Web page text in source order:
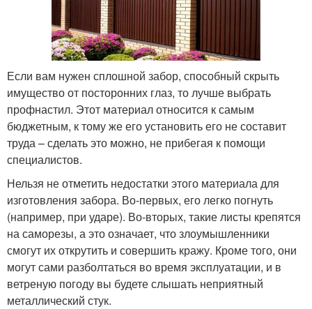
Если вам нужен сплошной забор, способный скрыть
имущество от посторонних глаз, то лучше выбрать
профнастил. Этот материал относится к самым
бюджетным, к тому же его установить его не составит
труда – сделать это можно, не прибегая к помощи
специалистов.
Нельзя не отметить недостатки этого материала для
изготовления забора. Во-первых, его легко погнуть
(например, при ударе). Во-вторых, такие листы крепятся
на саморезы, а это означает, что злоумышленники
смогут их открутить и совершить кражу. Кроме того, они
могут сами разболтаться во время эксплуатации, и в
ветреную погоду вы будете слышать неприятный
металлический стук.